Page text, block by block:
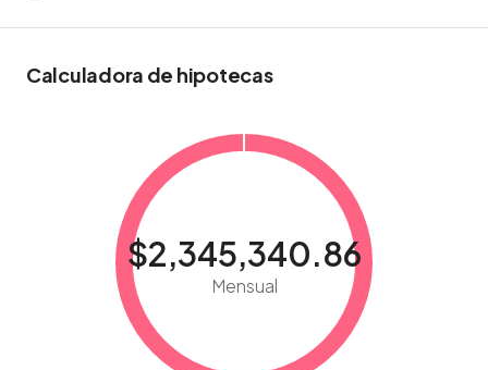
Calculadora de hipotecas
$2,345,340.86
Mensual